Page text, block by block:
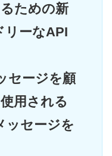
ための新
リーなAPI
セージを顧
用される
ッセージを